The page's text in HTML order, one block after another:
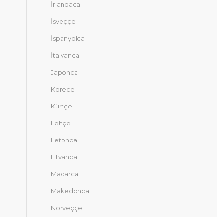
İrlandaca
İsveççe
İspanyolca
İtalyanca
Japonca
Korece
Kürtçe
Lehçe
Letonca
Litvanca
Macarca
Makedonca
Norveççe